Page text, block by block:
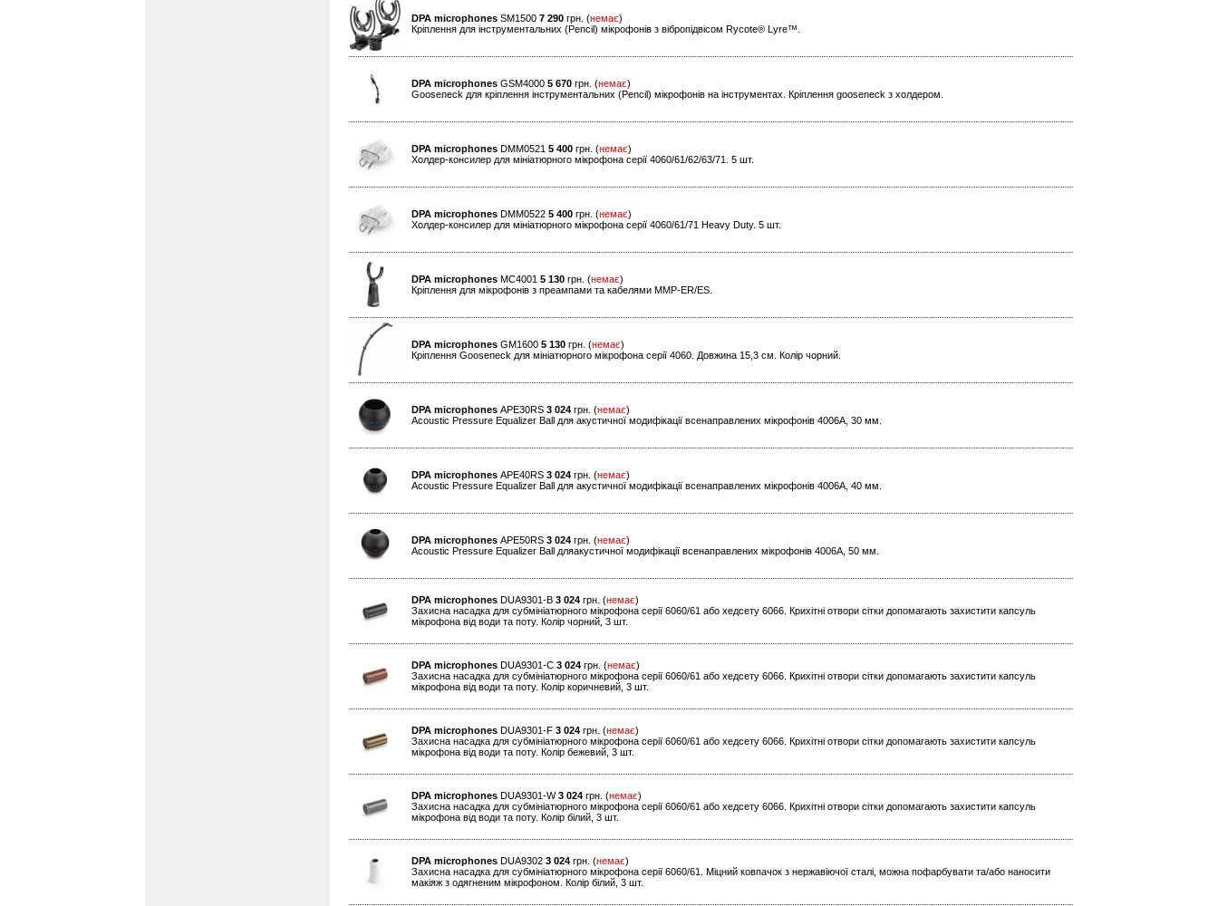
DPA microphones SM1500 7 290 грн. (немає)
Кріплення для інструментальних (Pencil) мікрофонів з вібропідвісом Rycote® Lyre™.
DPA microphones GSM4000 5 670 грн. (немає)
Gooseneck для кріплення інструментальних (Pencil) мікрофонів на інструментах. Кріплення gooseneck з холдером.
DPA microphones DMM0521 5 400 грн. (немає)
Холдер-консилер для мініатюрного мікрофона серії 4060/61/62/63/71. 5 шт.
DPA microphones DMM0522 5 400 грн. (немає)
Холдер-консилер для мініатюрного мікрофона серії 4060/61/71 Heavy Duty. 5 шт.
DPA microphones MC4001 5 130 грн. (немає)
Кріплення для мікрофонів з преампами та кабелями MMP-ER/ES.
DPA microphones GM1600 5 130 грн. (немає)
Кріплення Gooseneck для мініатюрного мікрофона серії 4060. Довжина 15,3 см. Колір чорний.
DPA microphones APE30RS 3 024 грн. (немає)
Acoustic Pressure Equalizer Ball для акустичної модифікації всенаправлених мікрофонів 4006A, 30 мм.
DPA microphones APE40RS 3 024 грн. (немає)
Acoustic Pressure Equalizer Ball для акустичної модифікації всенаправлених мікрофонів 4006A, 40 мм.
DPA microphones APE50RS 3 024 грн. (немає)
Acoustic Pressure Equalizer Ball дляакустичної модифікації всенаправлених мікрофонів 4006A, 50 мм.
DPA microphones DUA9301-B 3 024 грн. (немає)
Захисна насадка для субмініатюрного мікрофона серії 6060/61 або хедсету 6066. Крихітні отвори сітки допомагають захистити капсуль
мікрофона від води та поту. Колір чорний, 3 шт.
DPA microphones DUA9301-C 3 024 грн. (немає)
Захисна насадка для субмініатюрного мікрофона серії 6060/61 або хедсету 6066. Крихітні отвори сітки допомагають захистити капсуль
мікрофона від води та поту. Колір коричневий, 3 шт.
DPA microphones DUA9301-F 3 024 грн. (немає)
Захисна насадка для субмініатюрного мікрофона серії 6060/61 або хедсету 6066. Крихітні отвори сітки допомагають захистити капсуль
мікрофона від води та поту. Колір бежевий, 3 шт.
DPA microphones DUA9301-W3 024 грн. (немає)
Захисна насадка для субмініатюрного мікрофона серії 6060/61 або хедсету 6066. Крихітні отвори сітки допомагають захистити капсуль
мікрофона від води та поту. Колір білий, 3 шт.
DPA microphones DUA9302 3 024 грн. (немає)
Захисна насадка для субмініатюрного мікрофона серії 6060/61. Міцний ковпачок з нержавіючої сталі, можна пофарбувати та/або наносити
макіяж з одягненим мікрофоном. Колір білий, 3 шт.